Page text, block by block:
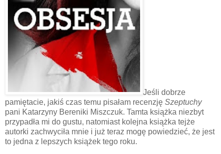
Jeśli dobrze
pamiętacie, jakiś czas temu pisałam recenzję Szeptuchy
pani Katarzyny Bereniki Miszczuk. Tamta książka niezbyt
przypadła mi do gustu, natomiast kolejna książka tejże
autorki zachwyciła mnie i już teraz mogę powiedzieć, że jest
to jedna z lepszych książek tego roku.